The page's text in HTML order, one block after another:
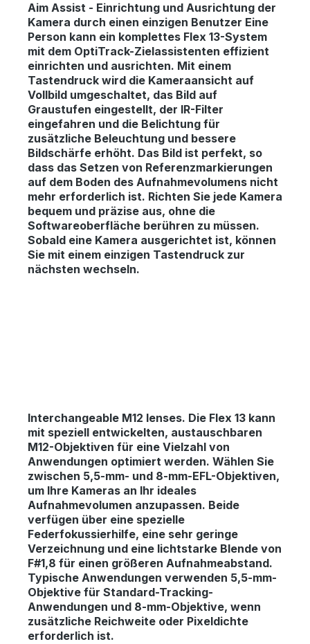
Aim Assist - Einrichtung und Ausrichtung der
Kamera durch einen einzigen Benutzer Eine
Person kann ein komplettes Flex 13-System
mit dem OptiTrack-Zielassistenten effizient
einrichten und ausrichten. Mit einem
Tastendruck wird die Kameraansicht auf
Vollbild umgeschaltet, das Bild auf
Graustufen eingestellt, der IR-Filter
eingefahren und die Belichtung für
zusätzliche Beleuchtung und bessere
Bildschärfe erhöht. Das Bild ist perfekt, so
dass das Setzen von Referenzmarkierungen
auf dem Boden des Aufnahmevolumens nicht
mehr erforderlich ist. Richten Sie jede Kamera
bequem und präzise aus, ohne die
Softwareoberfläche berühren zu müssen.
Sobald eine Kamera ausgerichtet ist, können
Sie mit einem einzigen Tastendruck zur
nächsten wechseln.
Interchangeable M12 lenses. Die Flex 13 kann
mit speziell entwickelten, austauschbaren
M12-Objektiven für eine Vielzahl von
Anwendungen optimiert werden. Wählen Sie
zwischen 5,5-mm- und 8-mm-EFL-Objektiven,
um Ihre Kameras an Ihr ideales
Aufnahmevolumen anzupassen. Beide
verfügen über eine spezielle
Federfokussierhilfe, eine sehr geringe
Verzeichnung und eine lichtstarke Blende von
F#1,8 für einen größeren Aufnahmeabstand.
Typische Anwendungen verwenden 5,5-mm-
Objektive für Standard-Tracking-
Anwendungen und 8-mm-Objektive, wenn
zusätzliche Reichweite oder Pixeldichte
erforderlich ist.